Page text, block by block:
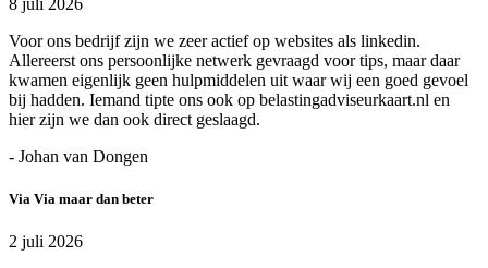
8 juli 2026
Voor ons bedrijf zijn we zeer actief op websites als linkedin.
Allereerst ons persoonlijke netwerk gevraagd voor tips, maar daar
kwamen eigenlijk geen hulpmiddelen uit waar wij een goed gevoel
bij hadden. Iemand tipte ons ook op belastingadviseurkaart.nl en
hier zijn we dan ook direct geslaagd.
- Johan van Dongen
Via Via maar dan beter
2 juli 2026